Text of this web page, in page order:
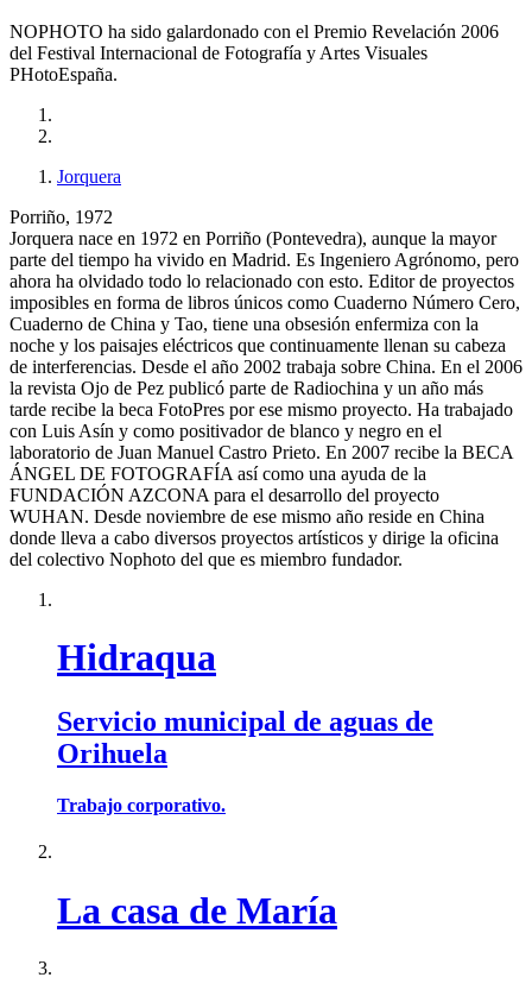
NOPHOTO ha sido galardonado con el Premio Revelación 2006
del Festival Internacional de Fotografía y Artes Visuales
PHotoEspaña.
Jorquera
Porriño, 1972
Jorquera nace en 1972 en Porriño (Pontevedra), aunque la mayor
parte del tiempo ha vivido en Madrid. Es Ingeniero Agrónomo, pero
ahora ha olvidado todo lo relacionado con esto. Editor de proyectos
imposibles en forma de libros únicos como Cuaderno Número Cero,
Cuaderno de China y Tao, tiene una obsesión enfermiza con la
noche y los paisajes eléctricos que continuamente llenan su cabeza
de interferencias. Desde el año 2002 trabaja sobre China. En el 2006
la revista Ojo de Pez publicó parte de Radiochina y un año más
tarde recibe la beca FotoPres por ese mismo proyecto. Ha trabajado
con Luis Asín y como positivador de blanco y negro en el
laboratorio de Juan Manuel Castro Prieto. En 2007 recibe la BECA
ÁNGEL DE FOTOGRAFÍA así como una ayuda de la
FUNDACIÓN AZCONA para el desarrollo del proyecto
WUHAN. Desde noviembre de ese mismo año reside en China
donde lleva a cabo diversos proyectos artísticos y dirige la oficina
del colectivo Nophoto del que es miembro fundador.
Hidraqua
Servicio municipal de aguas de
Orihuela
Trabajo corporativo.
La casa de María